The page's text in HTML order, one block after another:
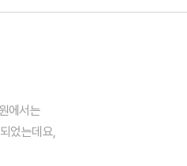
에서는
었는데요,